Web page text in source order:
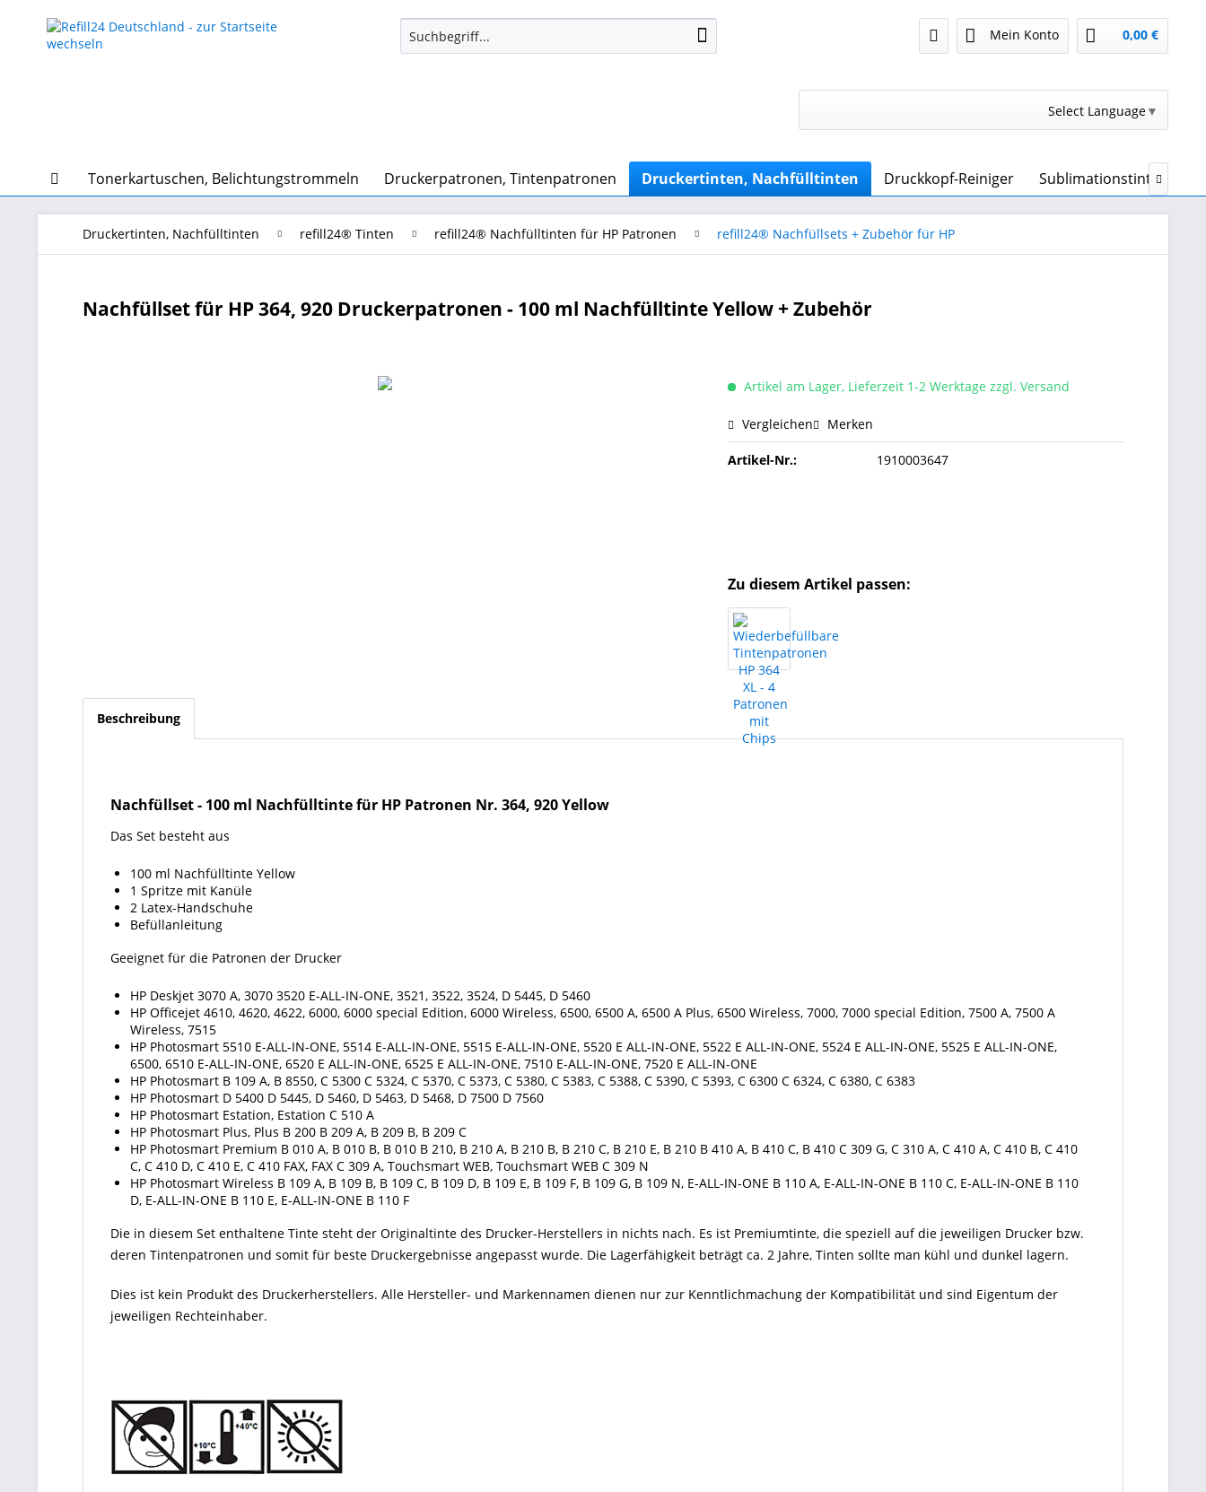
Mein Konto 0,00 €
Select Language▼
Tonerkartuschen, Belichtungstrommeln Druckerpatronen, Tintenpatronen Druckertinten, Nachfülltinten Druckkopf-Reiniger Sublimationstinte &

Druckertinten, Nachfülltinten refill24® Tinten refill24® Nachfülltinten für HP Patronen refill24® Nachfüllsets + Zubehör für HP
Nachfüllset für HP 364, 920 Druckerpatronen - 100 ml Nachfülltinte Yellow + Zubehör
Artikel am Lager, Lieferzeit 1-2 Werktage zzgl. Versand
Vergleichen Merken
Artikel-Nr.: 1910003647
Zu diesem Artikel passen:
Beschreibung
Nachfüllset- 100 ml Nachfülltinte für HP Patronen Nr. 364, 920 Yellow
Das Set besteht aus
100 ml Nachfülltinte Yellow
1 Spritze mit Kanüle
2 Latex-Handschuhe
Befüllanleitung
Geeignet für die Patronen der Drucker
HP Deskjet 3070 A, 3070 3520 E-ALL-IN-ONE, 3521, 3522, 3524, D 5445, D 5460
HP Officejet 4610, 4620, 4622, 6000, 6000 special Edition, 6000 Wireless, 6500, 6500 A, 6500 A Plus, 6500 Wireless, 7000, 7000 special Edition, 7500 A, 7500 A
Wireless, 7515
HP Photosmart 5510 E-ALL-IN-ONE, 5514 E-ALL-IN-ONE, 5515 E-ALL-IN-ONE, 5520 E ALL-IN-ONE, 5522 E ALL-IN-ONE, 5524 E ALL-IN-ONE, 5525 E ALL-IN-ONE,
6500, 6510 E-ALL-IN-ONE, 6520 E ALL-IN-ONE, 6525 E ALL-IN-ONE, 7510 E-ALL-IN-ONE, 7520 E ALL-IN-ONE
HP Photosmart B 109 A, B 8550, C 5300 C 5324, C 5370, C 5373, C 5380, C 5383, C 5388, C 5390, C 5393, C 6300 C 6324, C 6380, C 6383
HP Photosmart D 5400 D 5445, D 5460, D 5463, D 5468, D 7500 D 7560
HP Photosmart Estation, Estation C 510 A
HP Photosmart Plus, Plus B 200 B 209 A, B 209 B, B 209 C
HP Photosmart Premium B 010 A, B 010 B, B 010 B 210, B 210 A, B 210 B, B 210 C, B 210 E, B 210 B 410 A, B 410 C, B 410 C 309 G, C 310 A, C 410 A, C 410 B, C 410
C, C 410 D, C 410 E, C 410 FAX, FAX C 309 A, Touchsmart WEB, Touchsmart WEB C 309 N
HP Photosmart Wireless B 109 A, B 109 B, B 109 C, B 109 D, B 109 E, B 109 F, B 109 G, B 109 N, E-ALL-IN-ONE B 110 A, E-ALL-IN-ONE B 110 C, E-ALL-IN-ONE B 110
D, E-ALL-IN-ONE B 110 E, E-ALL-IN-ONE B 110 F
Die in diesem Set enthaltene Tinte steht der Originaltinte des Drucker-Herstellers in nichts nach. Es ist Premiumtinte, die speziell auf die jeweiligen Drucker bzw.
deren Tintenpatronen und somit für beste Druckergebnisse angepasst wurde. Die Lagerfähigkeit beträgt ca. 2 Jahre, Tinten sollte man kühl und dunkel lagern.
Dies ist kein Produkt des Druckerherstellers. Alle Hersteller- und Markennamen dienen nur zur Kenntlichmachung der Kompatibilität und sind Eigentum der
jeweiligen Rechteinhaber.